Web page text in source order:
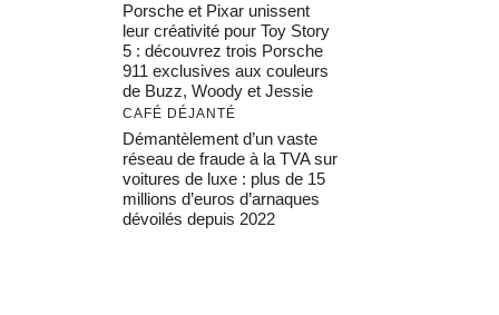
Porsche et Pixar unissent
leur créativité pour Toy Story
5 : découvrez trois Porsche
911 exclusives aux couleurs
de Buzz, Woody et Jessie
CAFÉ DÉJANTÉ
Démantèlement d’un vaste
réseau de fraude à la TVA sur
voitures de luxe : plus de 15
millions d’euros d’arnaques
dévoilés depuis 2022